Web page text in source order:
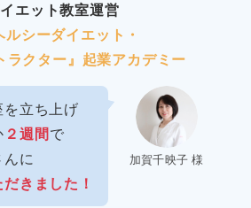
エット教室運営
シーダイエット・
ラクター』起業アカデミー
加賀千映子 様
を立ち上げ
２週間 で
に
きました！